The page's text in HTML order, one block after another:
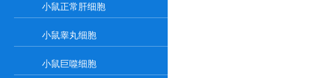
小鼠正常肝细胞
小鼠睾丸细胞
小鼠巨噬细胞